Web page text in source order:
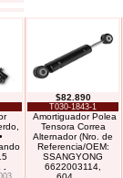
$82.890
T030-1843-1
Amortiguador Polea
Tensora Correa
Alternador (Nro. de
Referencia/OEM:
SSANGYONG
6622003114,